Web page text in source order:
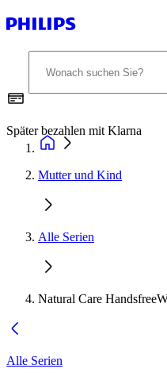
Später bezahlen mit Klarna
Mutter und Kind
Alle Serien
Natural Care
Alle Serien